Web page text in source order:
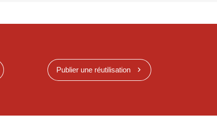
Publier une réutilisation